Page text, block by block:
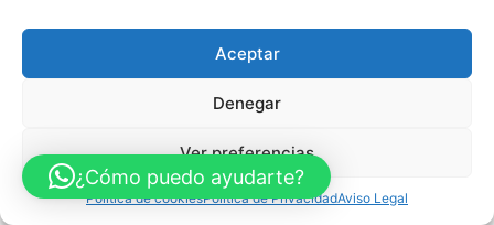
Aceptar
Denegar
Ver preferencias
Política de cookiesPolítica de PrivacidadAviso Legal
¿Cómo puedo ayudarte?